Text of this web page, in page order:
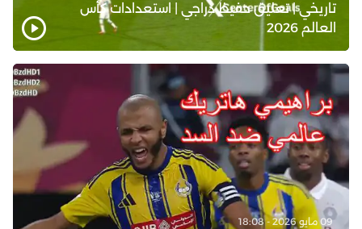
تاريخي | تعليق حفيظ دراجي | استعدادات كأس
العالم 2026
09 مايو 2026 - 18:08